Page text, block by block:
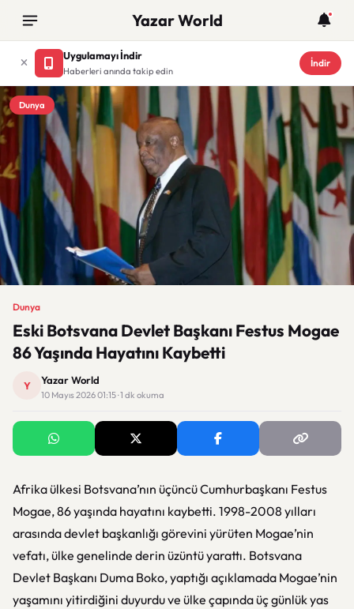
Yazar World
Uygulamayı İndir
Haberleri anında takip edin
İndir
Dunya
Dunya
Eski Botsvana Devlet Başkanı Festus Mogae
86 Yaşında Hayatını Kaybetti
Y Yazar World
10 Mayıs 2026 01:15 · 1 dk okuma
Afrika ülkesi Botsvana’nın üçüncü Cumhurbaşkanı Festus
Mogae, 86 yaşında hayatını kaybetti. 1998-2008 yılları
arasında devlet başkanlığı görevini yürüten Mogae’nin
vefatı, ülke genelinde derin üzüntü yarattı. Botsvana
Devlet Başkanı Duma Boko, yaptığı açıklamada Mogae’nin
yaşamını yitirdiğini duyurdu ve ülke çapında üç günlük yas